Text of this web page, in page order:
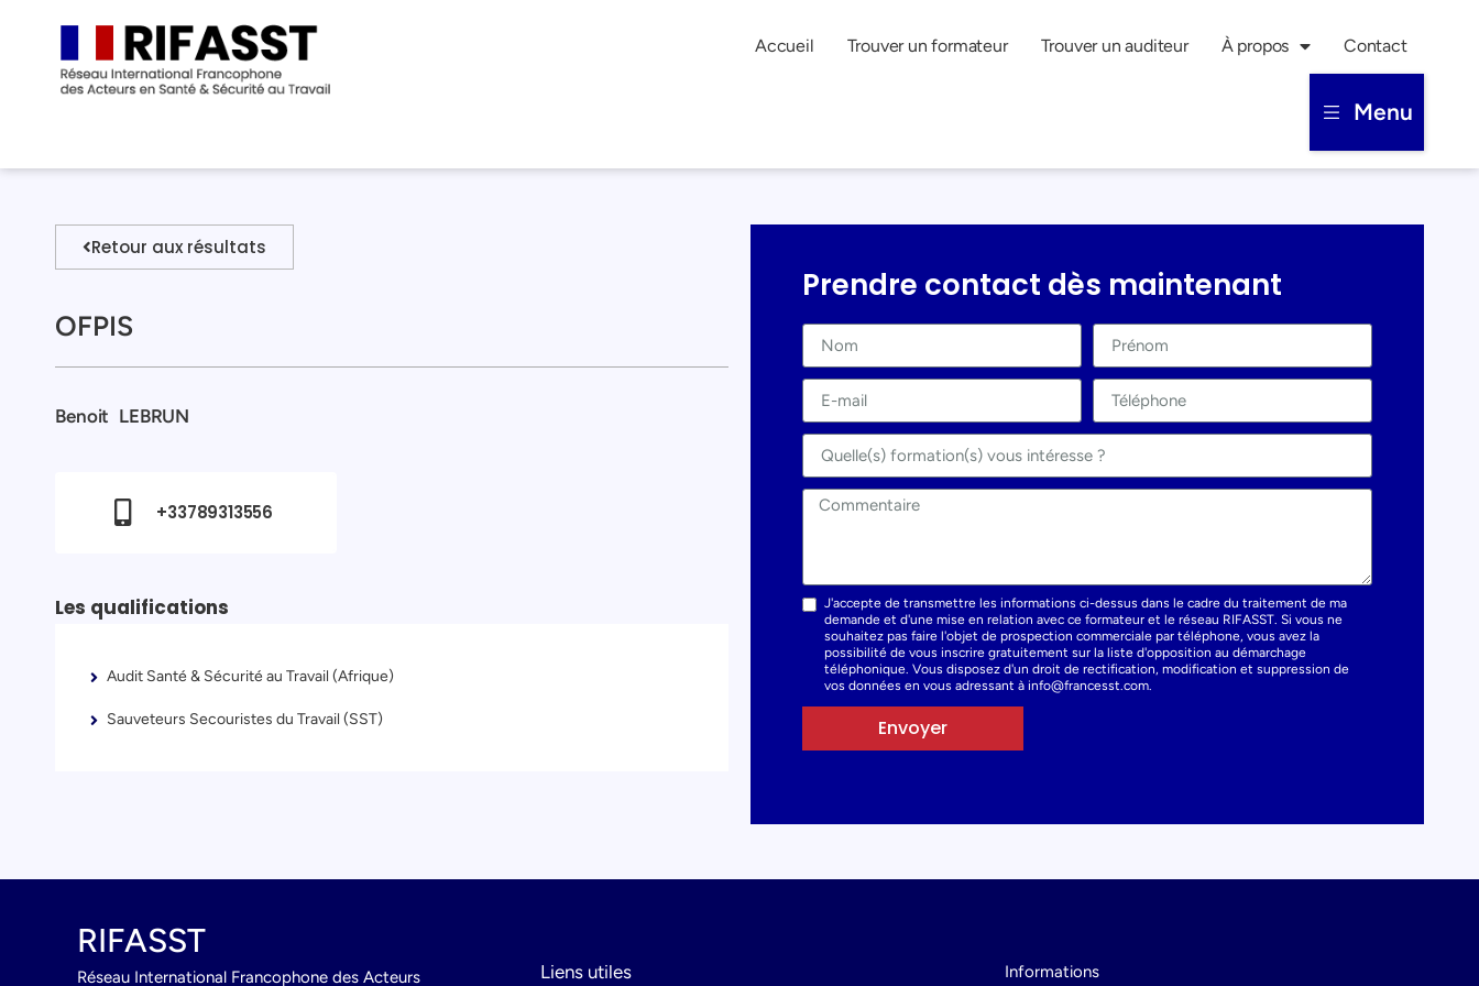
Accueil Trouver un formateur Trouver un auditeur À propos Contact
Menu
Retour aux résultats
OFPIS
Benoit LEBRUN
+33789313556
Les qualifications
Audit Santé & Sécurité au Travail (Afrique)
Sauveteurs Secouristes du Travail (SST)
Prendre contact dès maintenant
J'accepte de transmettre les informations ci-dessus dans le cadre du traitement de ma
demande et d'une mise en relation avec ce formateur et le réseau RIFASST. Si vous ne
souhaitez pas faire l'objet de prospection commerciale par téléphone, vous avez la
possibilité de vous inscrire gratuitement sur la liste d'opposition au démarchage
téléphonique. Vous disposez d'un droit de rectification, modification et suppression de
vos données en vous adressant à info@francesst.com.
Envoyer
RIFASST
Réseau International Francophone des Acteurs Liens utiles Informations